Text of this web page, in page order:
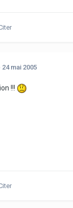
24 mai 2005
!!!